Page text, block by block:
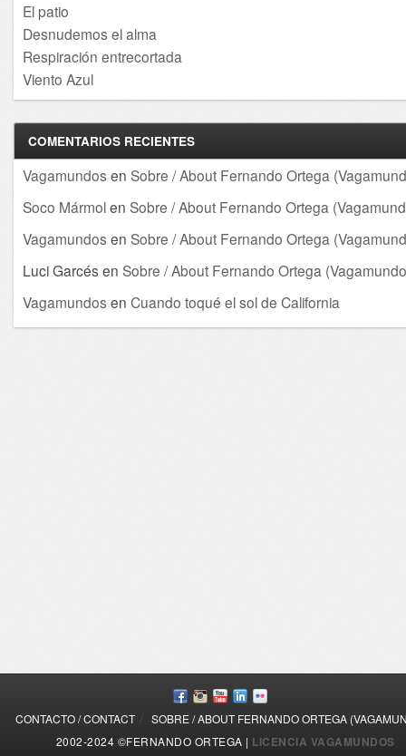
El patio
Desnudemos el alma
Respiración entrecortada
Viento Azul
COMENTARIOS RECIENTES
Vagamundos en Sobre / About Fernando Ortega
Soco Mármolen Sobre / About Fernando Ortega
Vagamundos en Sobre / About Fernando Ortega
Luci Garcés en Sobre / About Fernando Ortega
Vagamundos en Cuando toqué el sol de California
CONTACTO / CONTACT
SOBRE / ABOUT FERNANDO ORTEGA
2002-2024 ©FERNANDO ORTEGA | LICENCIA VAGAMUNDOS